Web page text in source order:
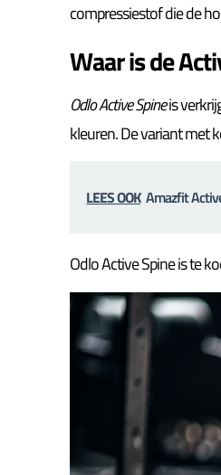
compressiestof die de
Waar is de
Odlo Active Spineis
kleuren. De variant met
LEES OOK Amazfit
Odlo Active Spine is te